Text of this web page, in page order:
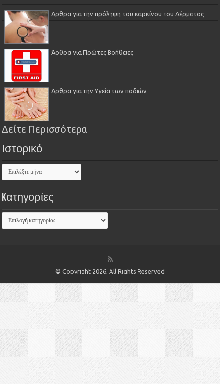
Άρθρα για την πρόληψη του καρκίνου του Δέρματος
Άρθρα για Πρώτες Βοήθειες
Άρθρα για την Υγεία των ποδιών
Δείτε Περισσότερα
Ιστορικό
Kατηγορίες
© Copyright 2026, All Rights Reserved